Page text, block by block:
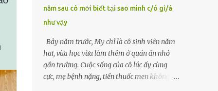
lặng căng thẳng. “Ông Hòa đã ủy quyền cho
tôi xử lý những việc này sau khi ông mất.
Luật sư đặt tay lên tập giấy tờ được buộc gọn
gàng, ánh mắt sắc lẹm lướt qua Nam và
Hạnh. LUẬT SƯ Mặc dù ông Hòa không để
lại di chúc công khai nào, nhưng có một văn
năm sau cô mới biết tại sao mình c/ó gi/á
như vậy
Bảy năm trước, My chỉ là cô sinh viên năm
hai, vừa học vừa làm thêm ở quán ăn nhỏ
gần trường. Cuộc sống của cô lúc ấy cùng
cực, mẹ bệnh nặng, tiền thuốc men không